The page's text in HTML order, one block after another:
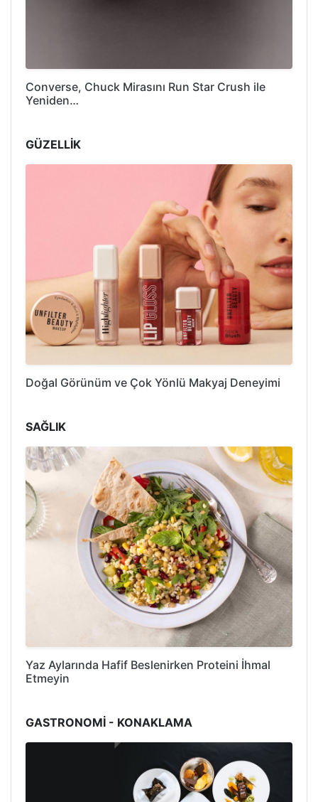
Converse, Chuck Mirasını Run Star Crush ile
Yeniden…
GÜZELLİK
Doğal Görünüm ve Çok Yönlü Makyaj Deneyimi
SAĞLIK
Yaz Aylarında Hafif Beslenirken Proteini İhmal
Etmeyin
GASTRONOMİ - KONAKLAMA